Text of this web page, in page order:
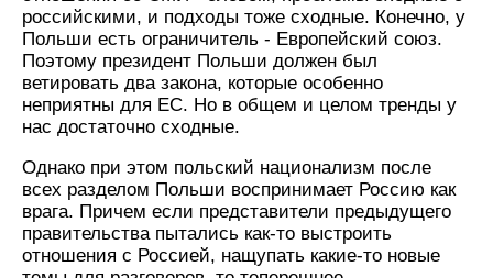
российскими, и подходы тоже сходные. Конечно, у
Польши есть ограничитель - Европейский союз.
Поэтому президент Польши должен был
ветировать два закона, которые особенно
неприятны для ЕС. Но в общем и целом тренды у
нас достаточно сходные.
Однако при этом польский национализм после
всех разделом Польши воспринимает Россию как
врага. Причем если представители предыдущего
правительства пытались как-то выстроить
отношения с Россией, нащупать какие-то новые